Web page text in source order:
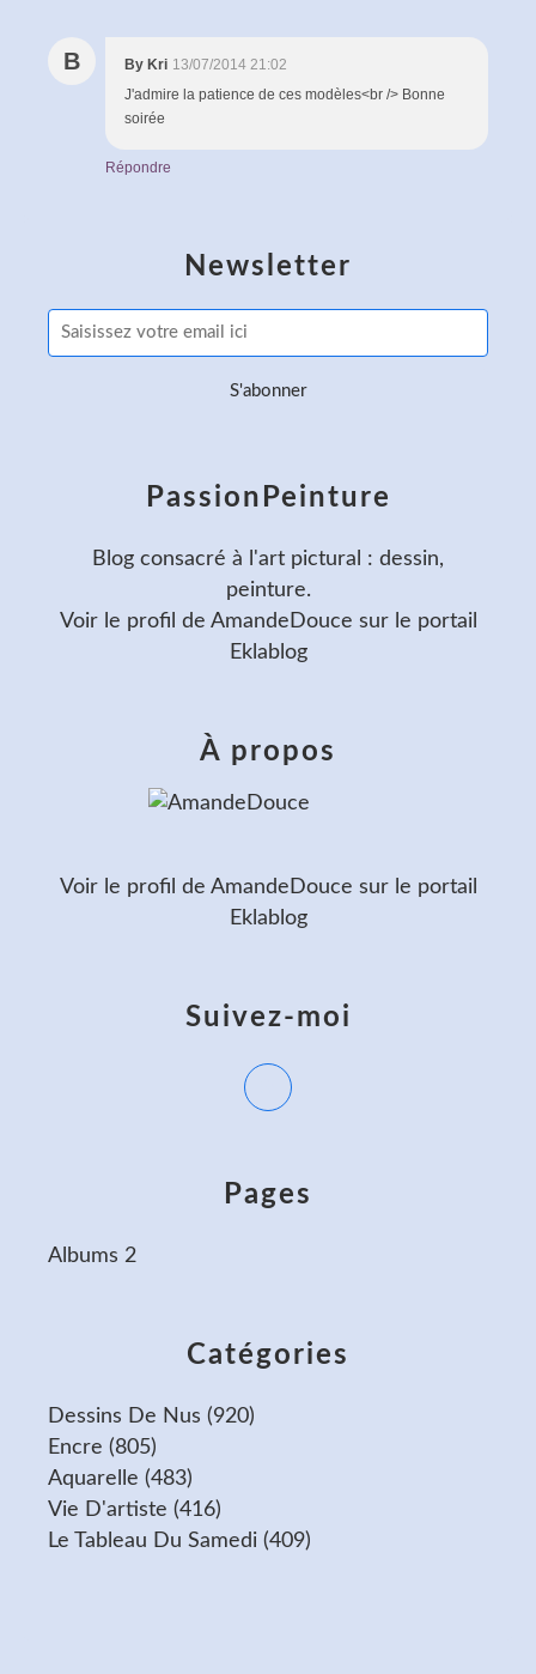
B By Kri 13/07/2014 21:02
J'admire la patience de ces modèles<br /> Bonne
soirée
Répondre
Newsletter
Catégories
Dessins De Nus (920)
Encre (805)
Aquarelle (483)
Vie D'artiste (416)
Le Tableau Du Samedi (409)
Pages
Albums 2
PassionPeinture
Blog consacré à l'art pictural : dessin,
peinture.
Voir le profil de AmandeDouce sur le portail
Eklablog
Suivez-moi
À propos
Voir le profil de AmandeDouce sur le portail
Eklablog